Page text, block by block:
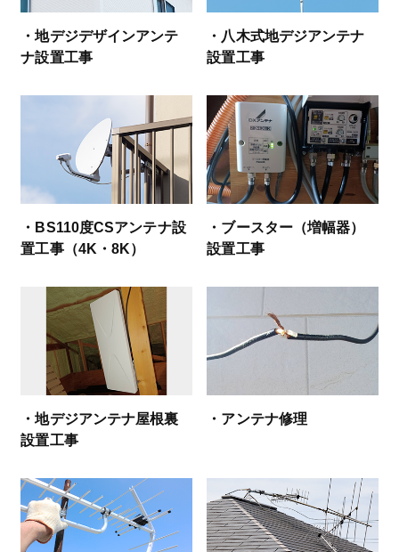
・地デジデザインアンテ
ナ設置工事
・八木式地デジアンテナ
設置工事
・BS110度CSアンテナ設
置工事（4K・8K）
・ブースター（増幅器）
設置工事
・地デジアンテナ屋根裏
設置工事
・アンテナ修理